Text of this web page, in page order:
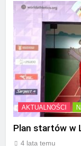
AKTUALNOŚCI
Plan startów w
4 lata temu